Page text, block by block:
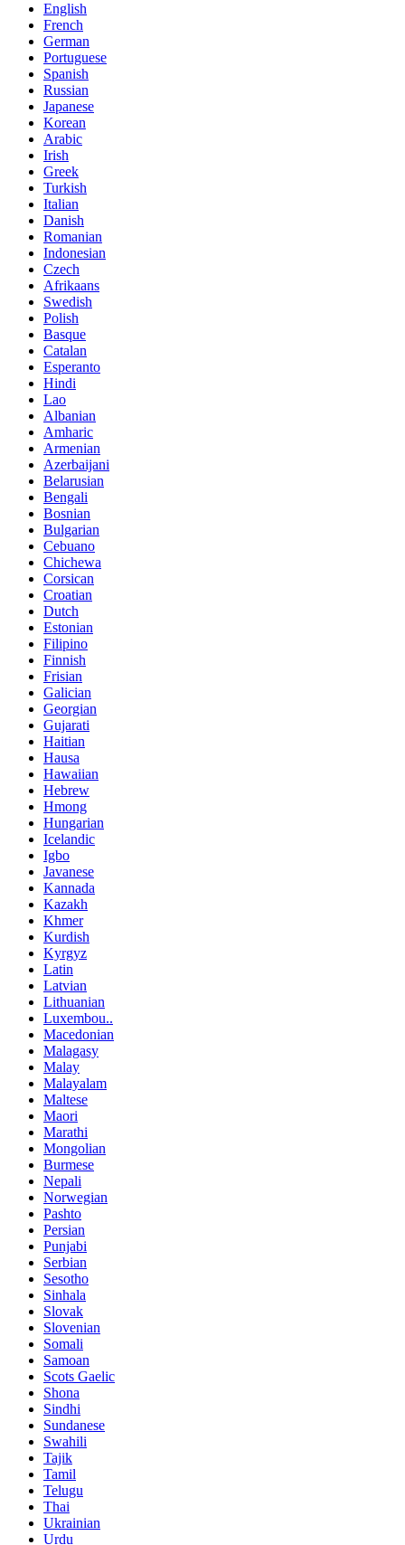
English
French
German
Portuguese
Spanish
Russian
Japanese
Korean
Arabic
Irish
Greek
Turkish
Italian
Danish
Romanian
Indonesian
Czech
Afrikaans
Swedish
Polish
Basque
Catalan
Esperanto
Hindi
Lao
Albanian
Amharic
Armenian
Azerbaijani
Belarusian
Bengali
Bosnian
Bulgarian
Cebuano
Chichewa
Corsican
Croatian
Dutch
Estonian
Filipino
Finnish
Frisian
Galician
Georgian
Gujarati
Haitian
Hausa
Hawaiian
Hebrew
Hmong
Hungarian
Icelandic
Igbo
Javanese
Kannada
Kazakh
Khmer
Kurdish
Kyrgyz
Latin
Latvian
Lithuanian
Luxembou..
Macedonian
Malagasy
Malay
Malayalam
Maltese
Maori
Marathi
Mongolian
Burmese
Nepali
Norwegian
Pashto
Persian
Punjabi
Serbian
Sesotho
Sinhala
Slovak
Slovenian
Somali
Samoan
Scots Gaelic
Shona
Sindhi
Sundanese
Swahili
Tajik
Tamil
Telugu
Thai
Ukrainian
Urdu